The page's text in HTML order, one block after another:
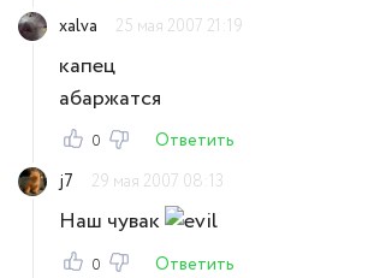
xalva
25 мая 2007 21:19
капец
абаржатся
0
Ответить
j7
29 мая 2007 08:13
Наш чувак
0 Ответить